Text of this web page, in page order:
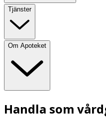
Tjänster
Om Apoteket
Handla som